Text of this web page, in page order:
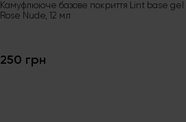
Камуфлююче базове покриття Lint base gel
Rose Nude, 12 мл
250 грн